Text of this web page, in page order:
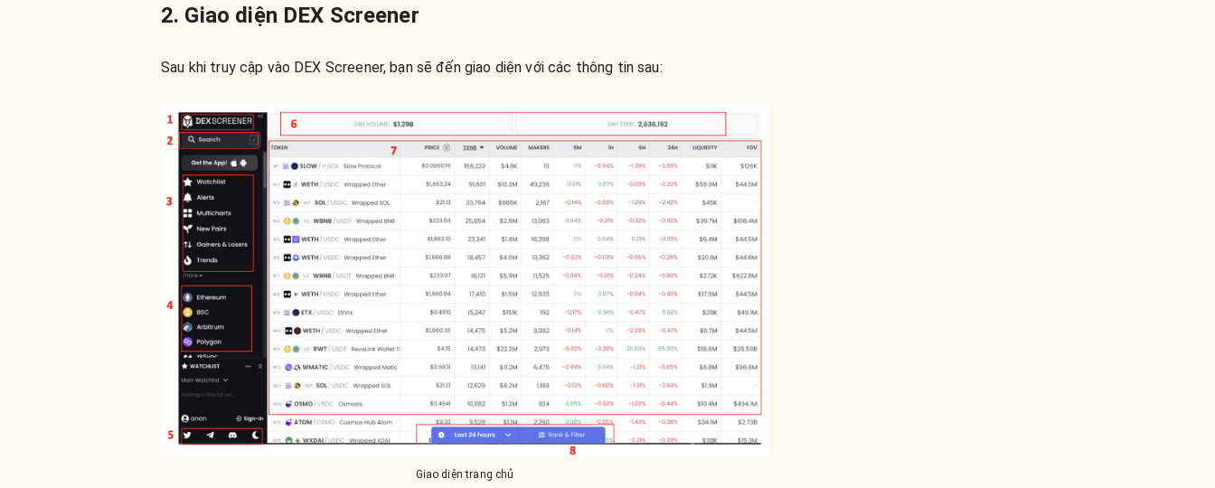
2. Giao diện DEX Screener
Sau khi truy cập vào DEX Screener, bạn sẽ đến giao diện với các thông tin sau:
Giao diện trang chủ